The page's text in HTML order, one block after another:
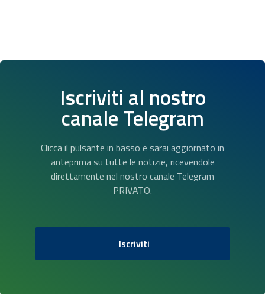
Iscriviti al nostro
canale Telegram
Clicca il pulsante in basso e sarai aggiornato in
anteprima su tutte le notizie, ricevendole
direttamente nel nostro canale Telegram
PRIVATO.
Iscriviti